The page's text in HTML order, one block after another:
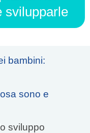
svilupparle
bambini:
sono e
sviluppo